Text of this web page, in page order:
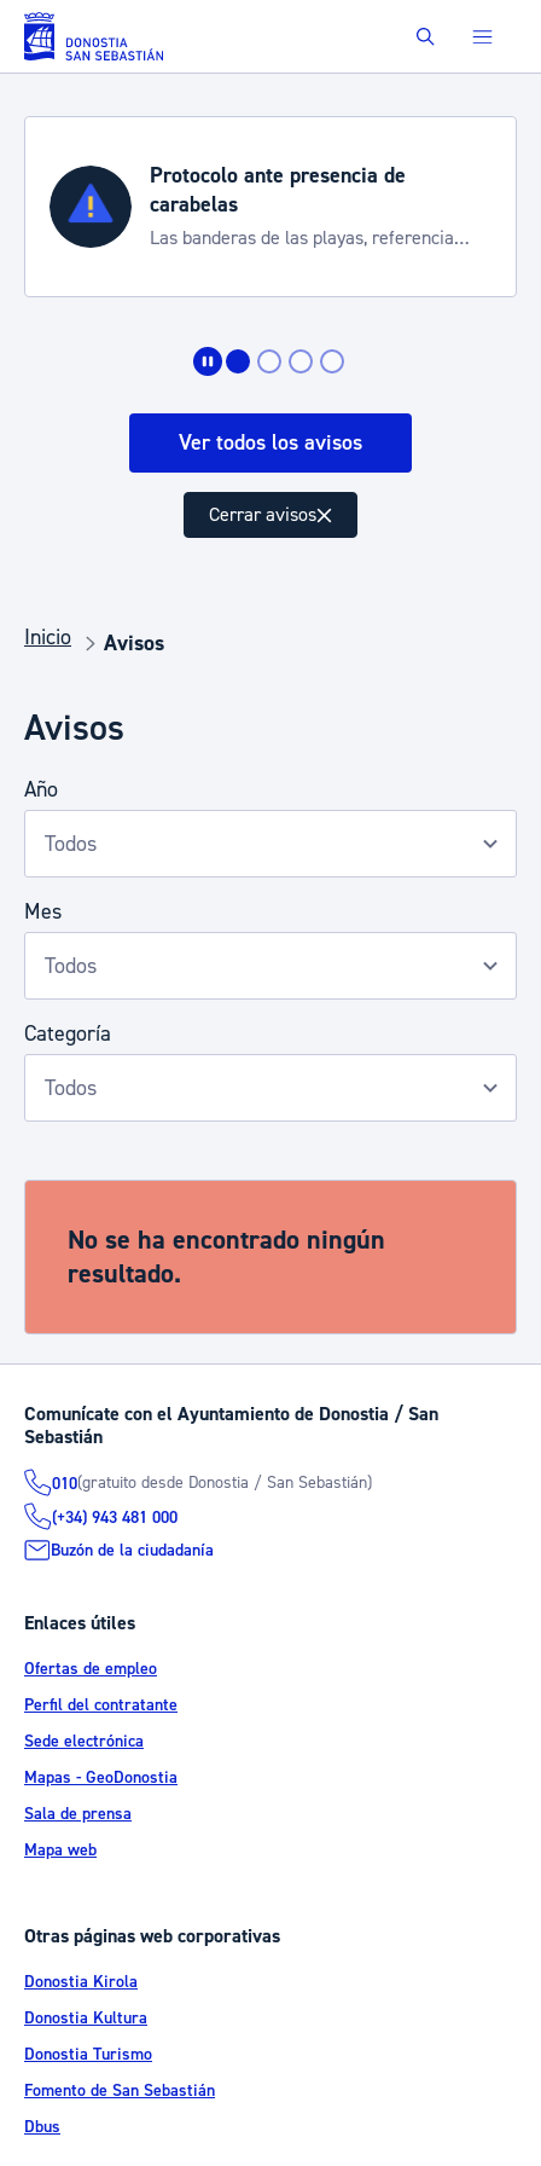
Saltar al contenido principal Buscar
Protocolo ante presencia de
carabelas
Las banderas de las playas, referencia
Ver todos los avisos
Cerrar avisos
Inicio Avisos
Avisos
Año
Mes
Categoría
No se ha encontrado ningún
resultado.
Comunícate con el Ayuntamiento de Donostia / San
Sebastián
010(gratuito desde Donostia / San Sebastián)
(+34) 943 481 000
Buzón de la ciudadanía
Enlaces útiles
Ofertas de empleo
Perfil del contratante
Sede electrónica
Mapas - GeoDonostia
Sala de prensa
Mapa web
Otras páginas web corporativas
Donostia Kirola
Donostia Kultura
Donostia Turismo
Fomento de San Sebastián
Dbus